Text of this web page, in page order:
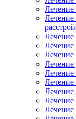
Лечение
Лечение
Лечение
Лечение
Лечение
Лечение
Лечение
Лечение
Лечение
Лечение